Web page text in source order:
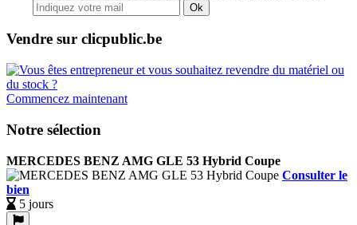
Ok
Vendre sur clicpublic.be
Commencez maintenant
Notre sélection
MERCEDES BENZ AMG GLE 53 Hybrid Coupe
Consulter le
bien
5 jours